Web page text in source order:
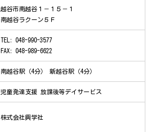
越谷市南越谷１－１５－１
南越谷ラクーン５Ｆ
TEL: 048-990-3577
FAX: 048-989-6622
南越谷駅（4分） 新越谷駅（4分）
児童発達支援 放課後等デイサービス
株式会社興学社